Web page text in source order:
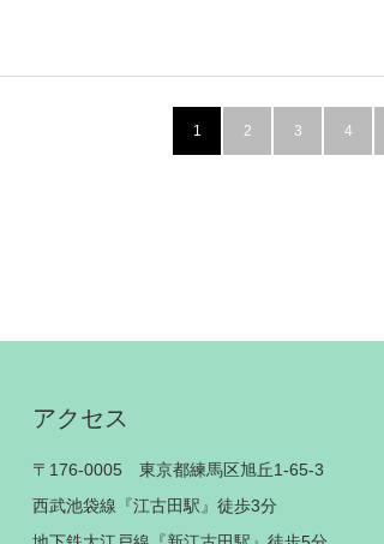
1 2 3 4
アクセス
〒176-0005 東京都練馬区旭丘1-65-3
西武池袋線『江古田駅』徒歩3分